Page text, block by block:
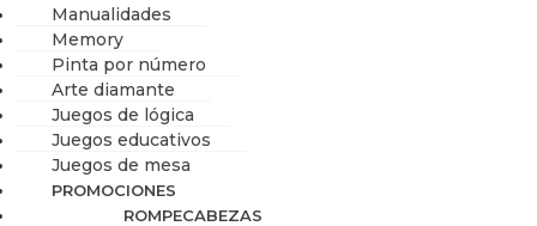
Manualidades
Memory
Pinta por número
Arte diamante
Juegos de lógica
Juegos educativos
Juegos de mesa
PROMOCIONES
ROMPECABEZAS